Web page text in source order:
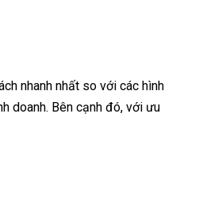
nhanh nhất so với các hình
doanh. Bên cạnh đó, với ưu